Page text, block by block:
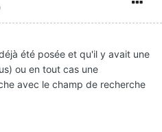
été posée et qu'il y avait une
ou en tout cas une
avec le champ de recherche